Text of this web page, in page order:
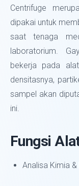
Centrifuge
dipakai untuk
saat tenaga
laboratorium.
bekerja pada
densitasnya,
sampel akan
ini.
Fungsi
Analisa Kimia